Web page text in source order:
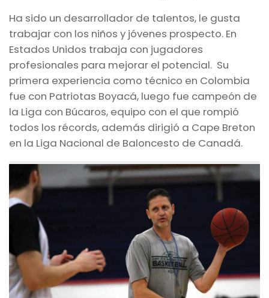
Ha sido un desarrollador de talentos, le gusta
trabajar con los niños y jóvenes prospecto. En
Estados Unidos trabaja con jugadores
profesionales para mejorar el potencial. Su
primera experiencia como técnico en Colombia
fue con Patriotas Boyacá, luego fue campeón de
la Liga con Búcaros, equipo con el que rompió
todos los récords, además dirigió a Cape Breton
en la Liga Nacional de Baloncesto de Canadá.